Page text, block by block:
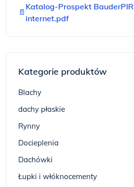
📄
Katalog-Prospekt
internet.pdf
Kategorie produktów
Blachy
dachy płaskie
Rynny
Docieplenia
Dachówki
Łupki i włóknocementy